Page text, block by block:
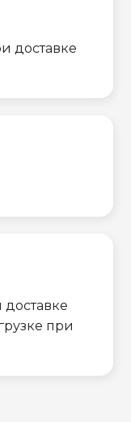
доставке
при